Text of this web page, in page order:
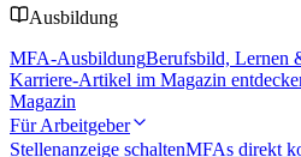
Ausbildung
MFA-AusbildungBerufsbild, Lernen
Karriere-Artikel im Magazin
Magazin
Für Arbeitgeber
Stellenanzeige schaltenMFAs direkt